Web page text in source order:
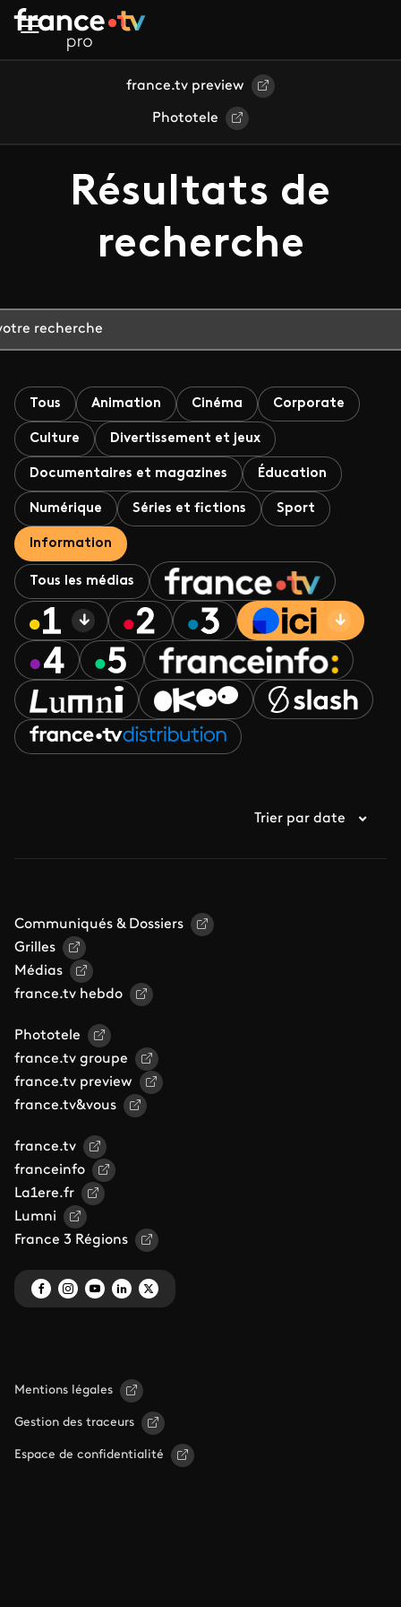
Aller au contenu principal
france.tv preview
Phototele
Résultats de
recherche
Tous Animation Cinéma Corporate
Culture Divertissement et jeux
Documentaires et magazines Éducation
Numérique Séries et fictions Sport
Information
Tous les médias
Trier par date
Communiqués & Dossiers
Grilles
Médias
france.tv hebdo
Phototele
france.tv groupe
france.tv preview
france.tv&vous
france.tv
franceinfo
La1ere.fr
Lumni
France 3 Régions
Mentions légales
Gestion des traceurs
Espace de confidentialité